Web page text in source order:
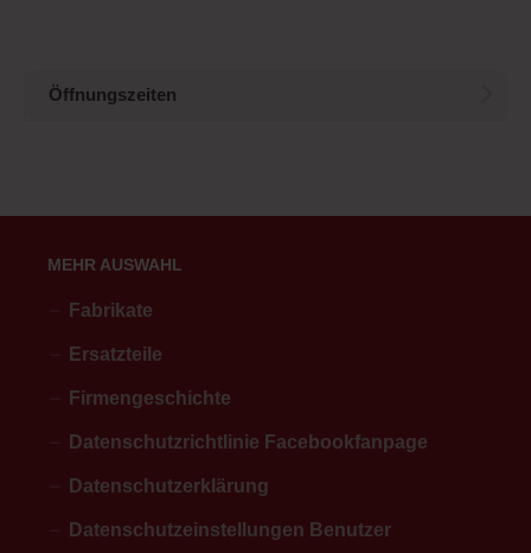
Öffnungszeiten
MEHR AUSWAHL
Fabrikate
Ersatzteile
Firmengeschichte
Datenschutzrichtlinie Facebookfanpage
Datenschutzerklärung
Datenschutzeinstellungen Benutzer